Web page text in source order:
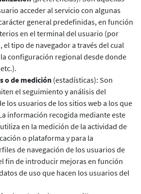
acceder al servicio con algunas
general predefinidas, en función
en el terminal del usuario (por
tipo de navegador a través del cual
configuración regional desde donde
o de medición (estadísticas): Son
el seguimiento y análisis del
los usuarios de los sitios web a los que
información recogida mediante este
en la medición de la actividad de
o plataforma y para la
de navegación de los usuarios de
fin de introducir mejoras en función
de uso que hacen los usuarios del